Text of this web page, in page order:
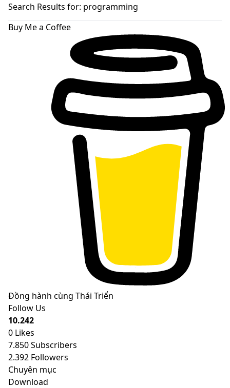
skin
Search Results for: programming
Buy Me a Coffee
Đồng hành cùng Thái Triển
Follow Us
10.242
0 Likes
7.850Subscribers
2.392 Followers
Chuyên mục
Download